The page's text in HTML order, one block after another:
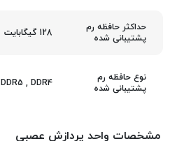
حداکثر حافظه رم
پشتیبانی شده
128 گیگابایت
نوع حافظه رم
پشتیبانی شده
DDR4
,
DDR5
مشخصات واحد پردازش عصبی